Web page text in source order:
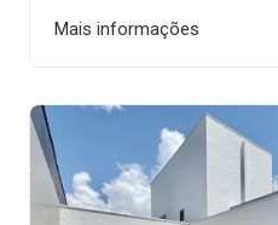
Mais informações